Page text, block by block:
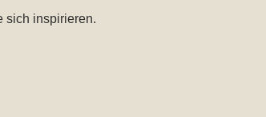
sich inspirieren.